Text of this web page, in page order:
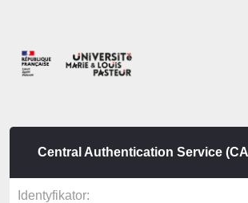
Central Authentication Service
dentyfikator: